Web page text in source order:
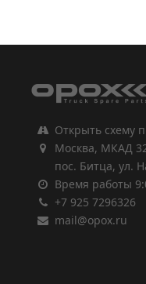
Открыть схему
Москва, МКАД
пос. Битца, ул.
Время работы
+7 925 7296326
mail@opox.ru